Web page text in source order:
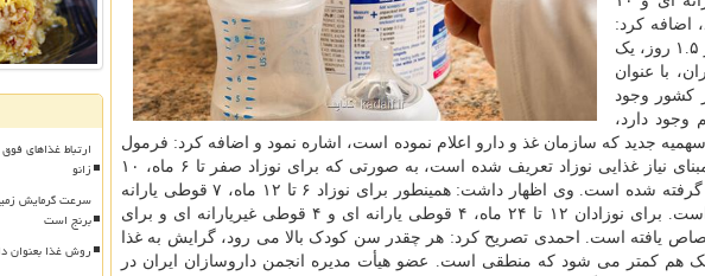
اضافه کرد:
تعداد ۲۰ قوطی شیرخشک در ماه برای نوزاد زیاد بود که هر ۱.۵ روز، یک
با عنوان
کشور وجود
دارد،
جدید که سازمان غذ و دارو اعلام نموده است، اشاره نمود و اضافه کرد: فرمول
برای سهمیه بندی شیرخشک، بر مبنای نیاز غذایی نوزاد تعریف شده است، به صورتی که برای نوزاد صفر تا ۶ ماه، ۱۰
قوطی شیرخشک یارانه ای و ۴ قوطی غیریارانه ای درنظر گرفته شده است. وی اظهار داشت: همینطور برای نوزاد ۶ تا ۱۲ ماه، ۷ قوطی یارانه
ای و ۴ قوطی غیریارانه ای شیرخشک درنظر گرفته شده است. برای نوزادان ۱۲ تا ۲۴ ماه، ۴ قوطی یارانه ای و ۴ قوطی غیریارانه ای و برای
ای اختصاص یافته است. احمدی تصریح کرد: هر چقدر سن کودک بالا می رود، گرایش به غذا
کمتر می شود که منطقی است. عضو هیأت مدیره انجمن داروسازان ایران در
ارتباط غذاهای
زانو
برنج است
روش غذا بعنوان